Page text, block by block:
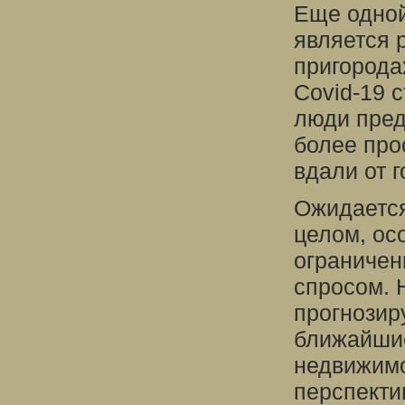
Еще
является
Covid-19
люди
более
вдали от
целом,
спросом.